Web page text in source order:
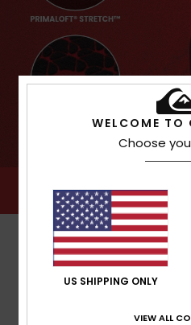
WELCOME TO
Choose
US SHIPPING ONLY
VIEW ALL